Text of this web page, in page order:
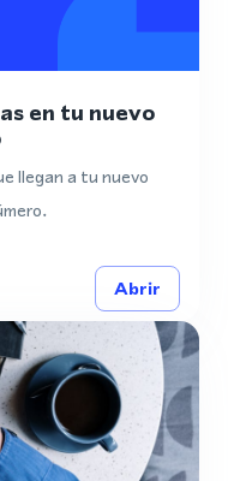
en tu nuevo
llegan a tu nuevo
Abrir